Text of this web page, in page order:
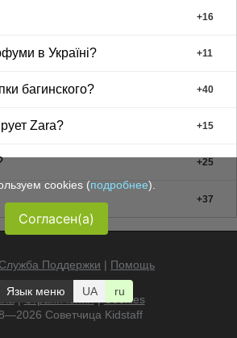
+16
в Україні? +11
багинского? +40
Zara? +15
+25
+37
Служба Поддержки | Помощь
|Ограничения|Cookies
Советчица Kidstaff
cookies (подробнее).
Согласен(а)
Язык меню UA ru